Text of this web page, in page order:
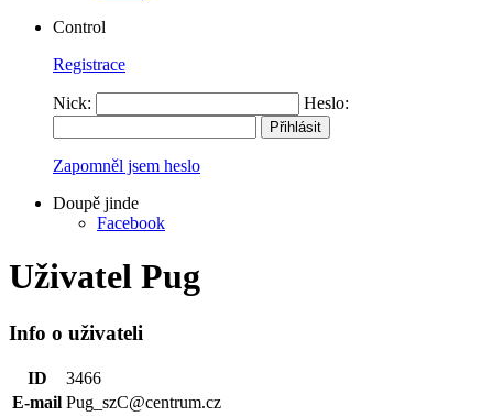
Control
Registrace
Nick: Heslo:
Zapomněl jsem heslo
Doupě jinde
Facebook
Uživatel Pug
Info o uživateli
ID
3466
E-mail Pug_szC@centrum.cz